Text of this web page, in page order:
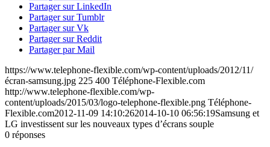
Partager sur LinkedIn
Partager sur Tumblr
Partager sur Vk
Partager sur Reddit
Partager par Mail
https://www.telephone-flexible.com/wp-content/uploads/2012/11/
écran-samsung.jpg 225 400 Téléphone-Flexible.com
http://www.telephone-flexible.com/wp-
content/uploads/2015/03/logo-telephone-flexible.png Téléphone-
Flexible.com2012-11-09 14:10:262014-10-10 06:56:19Samsung et
LG investissent sur les nouveaux types d’écrans souple
0 réponses